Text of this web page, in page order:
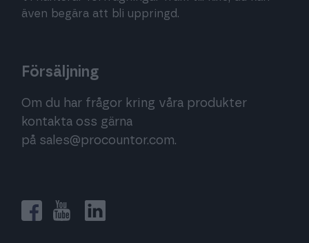
även begära att bli uppringd.
Försäljning
Om du har frågor kring våra produkter
kontakta oss gärna
på sales@procountor.com.